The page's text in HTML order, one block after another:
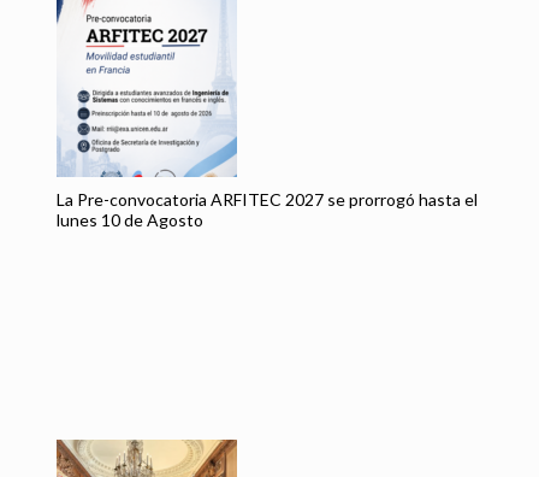
La Pre-convocatoria ARFITEC 2027 se prorrogó hasta el
lunes 10 de Agosto